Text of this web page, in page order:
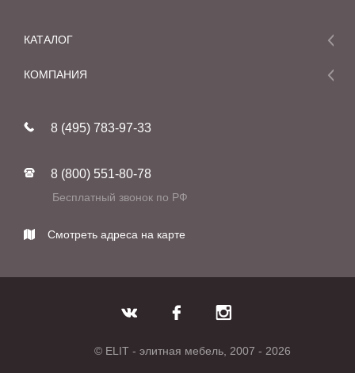
КАТАЛОГ
Мебель
Новинки
Фабрики
КОМПАНИЯ
Реставрация
Контакты
8 (495) 783-97-33
8 (800) 551-80-78
Бесплатный звонок по РФ
Смотреть адреса на карте
© ELIT - элитная мебель, 2007 - 2026